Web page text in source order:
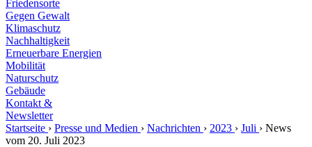
Friedensorte
Gegen Gewalt
Klimaschutz
Nachhaltigkeit
Erneuerbare Energien
Mobilität
Naturschutz
Gebäude
Kontakt &
Newsletter
Startseite › Presse und Medien › Nachrichten › 2023 › Juli › News
vom 20. Juli 2023